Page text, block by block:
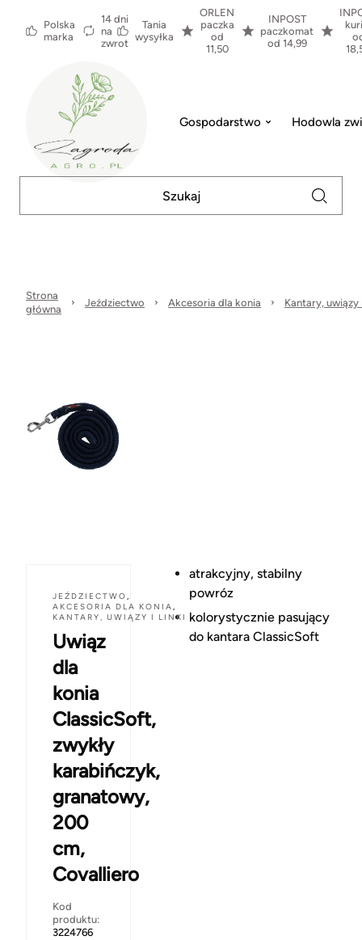
Polska
marka
14 dni
na
zwrot
Tania
wysyłka
ORLEN
paczka
od
11,50
INPOST
paczkomat
od 14,99
Gospodarstwo Hodowla
Strona
główna
Jeździectwo Akcesoria dla konia Kantary, uwiązy
JEŹDZIECTWO,
AKCESORIA DLA KONIA,
KANTARY, UWIĄZY I LINKI
Uwiąz
dla
konia
ClassicSoft,
zwykły
karabińczyk,
granatowy,
200
cm,
Covalliero
Kod
produktu:
3224766
atrakcyjny, stabilny
powróz
kolorystycznie pasujący
do kantara ClassicSoft